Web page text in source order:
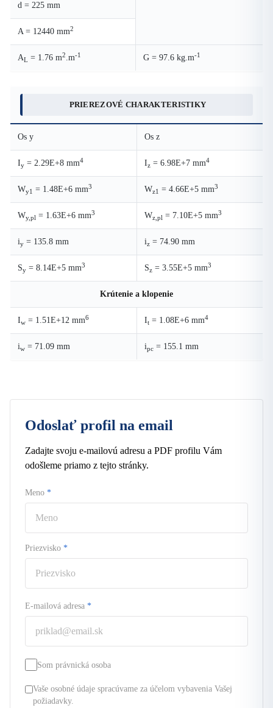
d = 225 mm
A = 12440 mm2
AL = 1.76 m2.m-1 G = 97.6 kg.m-1
PRIEREZOVÉ CHARAKTERISTIKY
Os y Os z
Iy = 2.29E+8 mm4 Iz = 6.98E+7 mm4
Wy1 = 1.48E+6 mm3 Wz1 = 4.66E+5 mm3
Wy,pl = 1.63E+6 mm3 Wz,pl = 7.10E+5 mm3
iy = 135.8 mm iz = 74.90 mm
Sy = 8.14E+5 mm3 Sz = 3.55E+5 mm3
Krútenie a klopenie
Iw = 1.51E+12 mm6 It = 1.08E+6 mm4
iw = 71.09 mm ipc = 155.1 mm
Odoslať profil na email
Zadajte svoju e-mailovú adresu a PDF profilu Vám
odošleme priamo z tejto stránky.
Meno *
Priezvisko *
E-mailová adresa *
Som právnická osoba
Vaše osobné údaje spracúvame za účelom vybavenia Vašej
požiadavky.